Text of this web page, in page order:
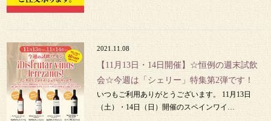
2021.11.08
【11月13日・14日開催】☆恒例の週末試飲
会☆今週は「シェリー」特集第2弾です！
いつもご利用ありがとうございます。 11月13日
（土）・14日（日）開催のスペインワイ…